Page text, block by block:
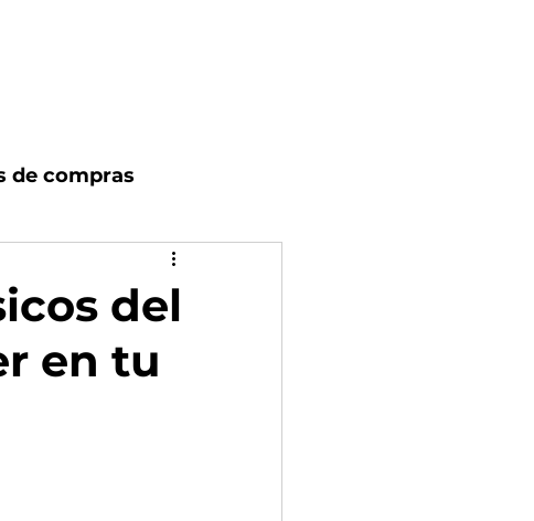
de compras
del
en tu